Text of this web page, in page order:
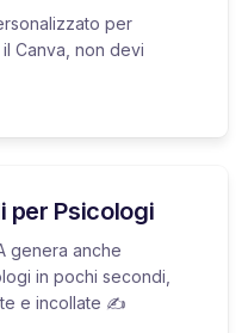
per
Canva, non devi
per Psicologi
genera anche
in pochi secondi,
e incollate ✍️